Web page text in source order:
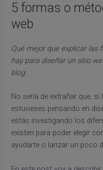
5 formas o
web
Qué mejor que explicar las
hay para diseñar un sitio
blog.
No sería de extrañar que,
estuvieses pensando en
estás investigando los
existen para poder elegir
ayudarte o lanzar un poco